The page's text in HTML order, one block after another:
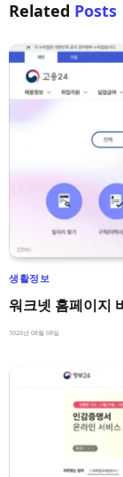
Related Posts
생활정보
워크넷 홈페이
2026년 08월 08일